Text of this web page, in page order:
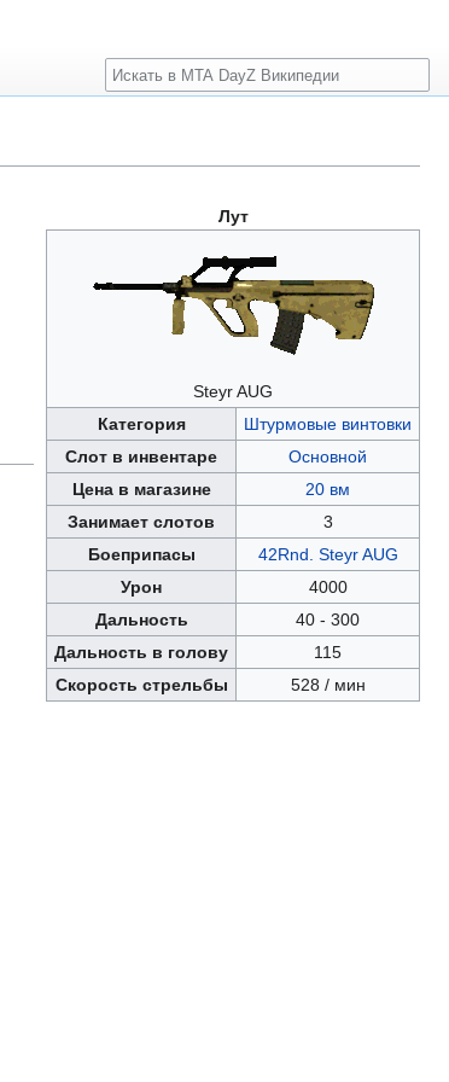
Лут
Steyr AUG
Категория
Штурмовые винтовки
Слот в инвентаре
Основной
Цена в магазине
20 вм
Занимает слотов
3
Боеприпасы
42Rnd. Steyr AUG
Урон
4000
Дальность
40 - 300
Дальность в голову
115
Скорость стрельбы
528 / мин
Поиск